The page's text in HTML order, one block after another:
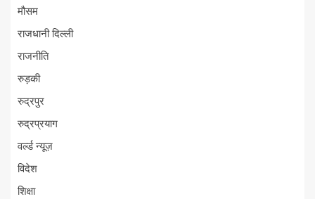
मौसम
राजधानी दिल्ली
राजनीति
रुड़की
रुद्रपुर
रुद्रप्रयाग
वर्ल्ड न्यूज़
विदेश
शिक्षा